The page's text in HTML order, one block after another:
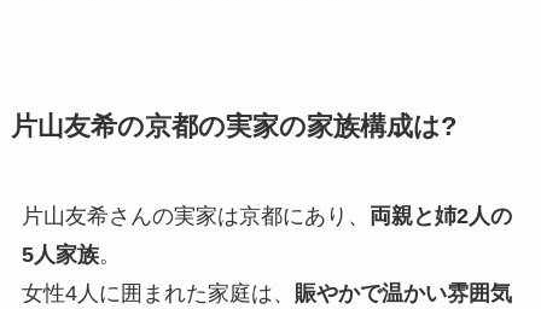
片山友希の京都の実家の家族構成は?
片山友希さんの実家は京都にあり、 両親と姉2人の
5人家族。
女性4人に囲まれた家庭は、 賑やかで温かい雰囲気